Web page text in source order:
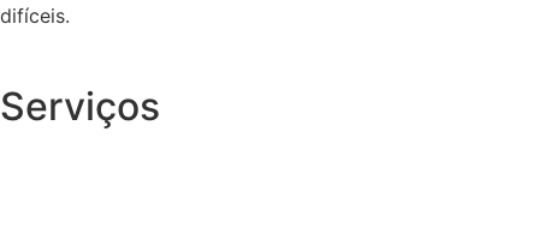
difíceis.
Serviços